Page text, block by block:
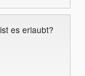
es erlaubt?